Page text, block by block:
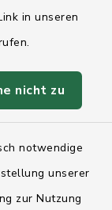
in unseren
nicht zu
notwendige
unserer
zur Nutzung